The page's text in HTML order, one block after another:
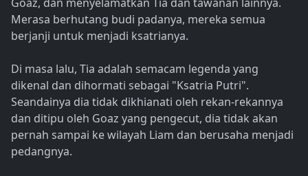
Merasa berhutang budi padanya, mereka semua
berjanji untuk menjadi ksatrianya.
Di masa lalu, Tia adalah semacam legenda yang
dikenal dan dihormati sebagai "Ksatria Putri".
Seandainya dia tidak dikhianati oleh rekan-rekannya
dan ditipu oleh Goaz yang pengecut, dia tidak akan
pernah sampai ke wilayah Liam dan berusaha menjadi
pedangnya.